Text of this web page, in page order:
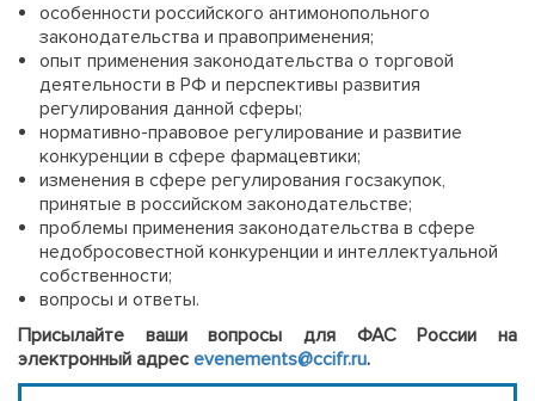
особенности российского антимонопольного
законодательства и правоприменения;
опыт применения законодательства о торговой
деятельности в РФ и перспективы развития
регулирования данной сферы;
нормативно-правовое регулирование и развитие
конкуренции в сфере фармацевтики;
изменения в сфере регулирования госзакупок,
принятые в российском законодательстве;
проблемы применения законодательства в сфере
недобросовестной конкуренции и интеллектуальной
собственности;
вопросы и ответы.
Присылайте ваши вопросы для ФАС России на
электронный адрес evenements@ccifr.ru.